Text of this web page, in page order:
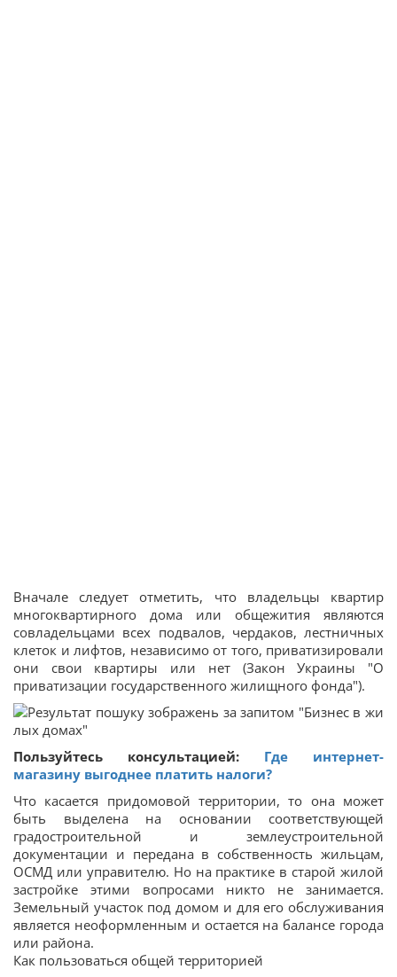
Вначале следует отметить, что владельцы квартир
многоквартирного дома или общежития являются
совладельцами всех подвалов, чердаков, лестничных
клеток и лифтов, независимо от того, приватизировали
они свои квартиры или нет (Закон Украины "О
приватизации государственного жилищного фонда").
Пользуйтесь консультацией: Где интернет-
магазину выгоднее платить налоги?
Что касается придомовой территории, то она может
быть выделена на основании соответствующей
градостроительной и землеустроительной
документации и передана в собственность жильцам,
ОСМД или управителю. Но на практике в старой жилой
застройке этими вопросами никто не занимается.
Земельный участок под домом и для его обслуживания
является неоформленным и остается на балансе города
или района.
Как пользоваться общей территорией